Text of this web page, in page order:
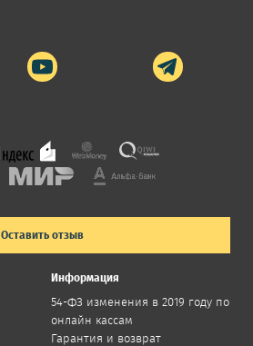
Оставить отзыв
Информация
54-ФЗ изменения в 2019 году по
онлайн кассам
Гарантия и возврат